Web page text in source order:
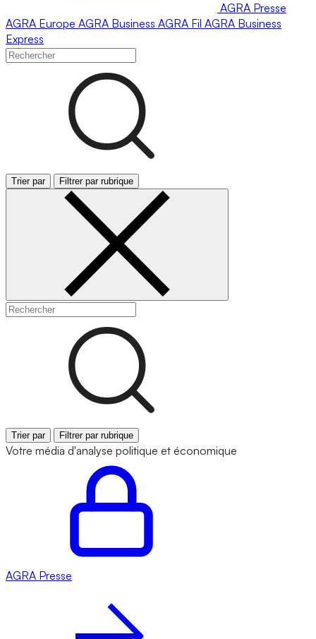
AGRA Presse
AGRA Europe AGRA Business AGRA Fil AGRA Business
Express
Trier par Filtrer par rubrique
Trier par Filtrer par rubrique
Votre média d'analyse politique et économique
AGRA Presse